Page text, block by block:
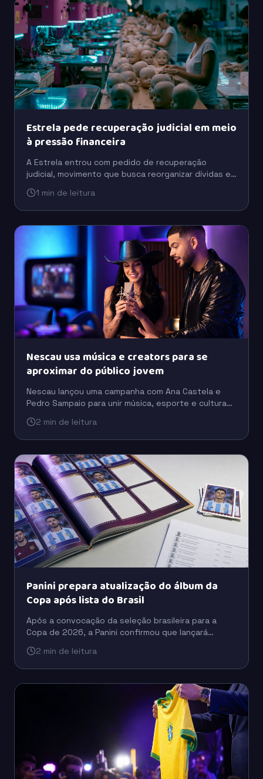
Estrela pede recuperação judicial em meio
à pressão financeira
A Estrela entrou com pedido de recuperação
judicial, movimento que busca reorganizar dívidas e
financeira.
1 min de leitura
Nescau usa música e creators para se
aproximar do público jovem
Nescau lançou uma campanha com Ana Castela e
Pedro Sampaio para unir música, esporte e cultura
novas gerações.
2 min de leitura
Panini prepara atualização do álbum da
Copa após lista do Brasil
Após a convocação da seleção brasileira para a
Copa de 2026, a Panini confirmou que lançará
fora da versão inicial do álbum.
2 min de leitura